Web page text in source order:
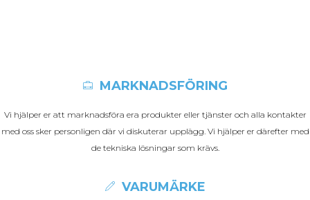
MARKNADSFÖRING
Vi hjälper er att marknadsföra era produkter eller tjänster och alla kontakter
med oss sker personligen där vi diskuterar upplägg. Vi hjälper er därefter med
de tekniska lösningar som krävs.
VARUMÄRKE